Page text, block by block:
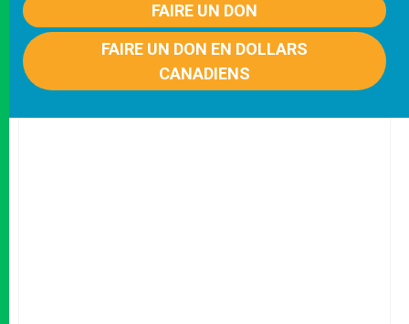
FAIRE UN DON
FAIRE UN DON EN DOLLARS
CANADIENS